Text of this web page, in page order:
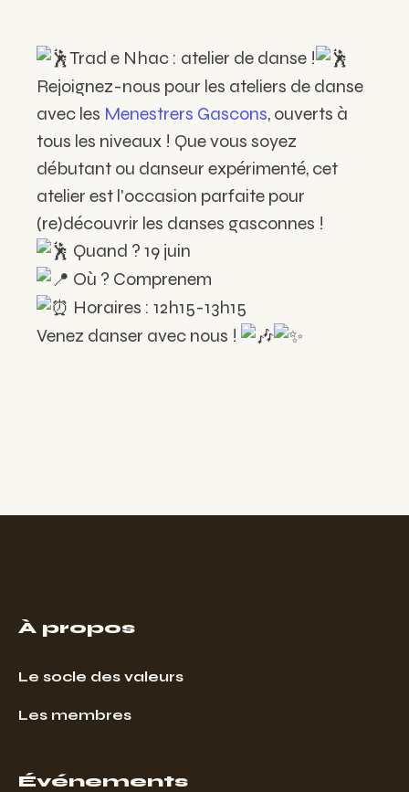
Trad e Nhac : atelier de danse !
Rejoignez-nous pour les ateliers de danse
avec les Menestrers Gascons, ouverts à
tous les niveaux ! Que vous soyez
débutant ou danseur expérimenté, cet
atelier est l'occasion parfaite pour
(re)découvrir les danses gasconnes !
Quand ? 19 juin
Où ? Comprenem
Horaires : 12h15-13h15
Venez danser avec nous !
À propos
Le socle des valeurs
Les membres
Événements